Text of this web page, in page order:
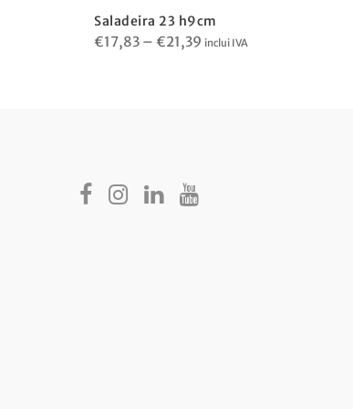
Saladeira 23 h9cm
€17,83 – €21,39 Price
inclui IVA